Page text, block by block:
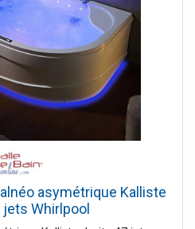
asymétrique Kalliste
Whirlpool